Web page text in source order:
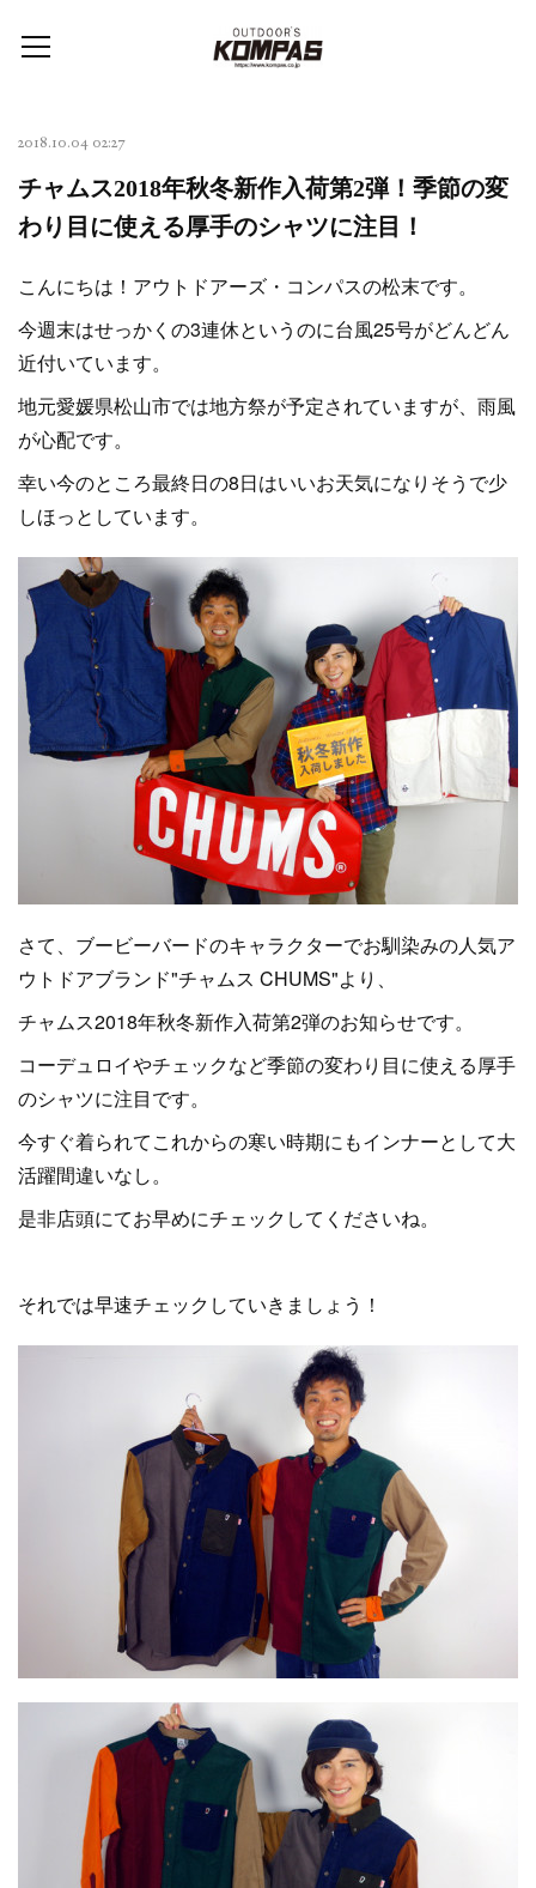
2018.10.04 02:27
チャムス2018年秋冬新作入荷第2弾！季節の変
わり目に使える厚手のシャツに注目！
こんにちは！アウトドアーズ・コンパスの松末です。
今週末はせっかくの3連休というのに台風25号がどんどん
近付いています。
地元愛媛県松山市では地方祭が予定されていますが、雨風
が心配です。
幸い今のところ最終日の8日はいいお天気になりそうで少
しほっとしています。
さて、ブービーバードのキャラクターでお馴染みの人気ア
ウトドアブランド"チャムス CHUMS"より、
チャムス2018年秋冬新作入荷第2弾のお知らせです。
コーデュロイやチェックなど季節の変わり目に使える厚手
のシャツに注目です。
今すぐ着られてこれからの寒い時期にもインナーとして大
活躍間違いなし。
是非店頭にてお早めにチェックしてくださいね。
それでは早速チェックしていきましょう！